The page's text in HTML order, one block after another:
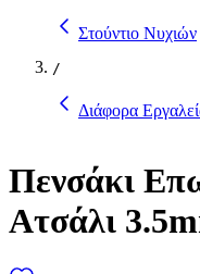
Στούντιο Νυχιών
/
Διάφορα
Πενσάκι
Ατσάλι